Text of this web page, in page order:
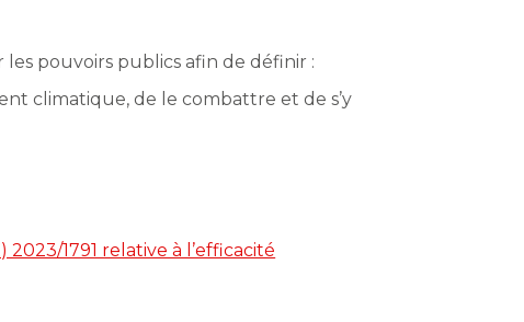
pouvoirs publics afin de définir :
climatique, de le combattre et de s’y
1791 relative à l’efficacité